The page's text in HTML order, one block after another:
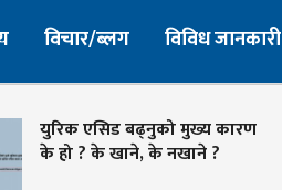
विचार/ब्लग विविध जानकारी
युरिक एसिड बढ्नुको मुख्य कारण
के हो ? के खाने, के नखाने ?